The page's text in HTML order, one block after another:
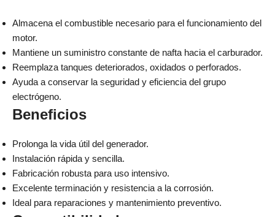
Almacena el combustible necesario para el funcionamiento del
motor.
Mantiene un suministro constante de nafta hacia el carburador.
Reemplaza tanques deteriorados, oxidados o perforados.
Ayuda a conservar la seguridad y eficiencia del grupo
electrógeno.
Beneficios
Prolonga la vida útil del generador.
Instalación rápida y sencilla.
Fabricación robusta para uso intensivo.
Excelente terminación y resistencia a la corrosión.
Ideal para reparaciones y mantenimiento preventivo.